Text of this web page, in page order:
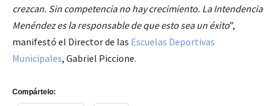
crezcan. Sin competencia no hay crecimiento. La Intendencia
Menéndez es la responsable de que esto sea un éxito”,
manifestó el Director de las Escuelas Deportivas
Municipales, Gabriel Piccione.
Compártelo: